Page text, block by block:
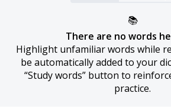
📚
There are no words
Highlight unfamiliar words while
be automatically added to your
“Study words” button to
practice.